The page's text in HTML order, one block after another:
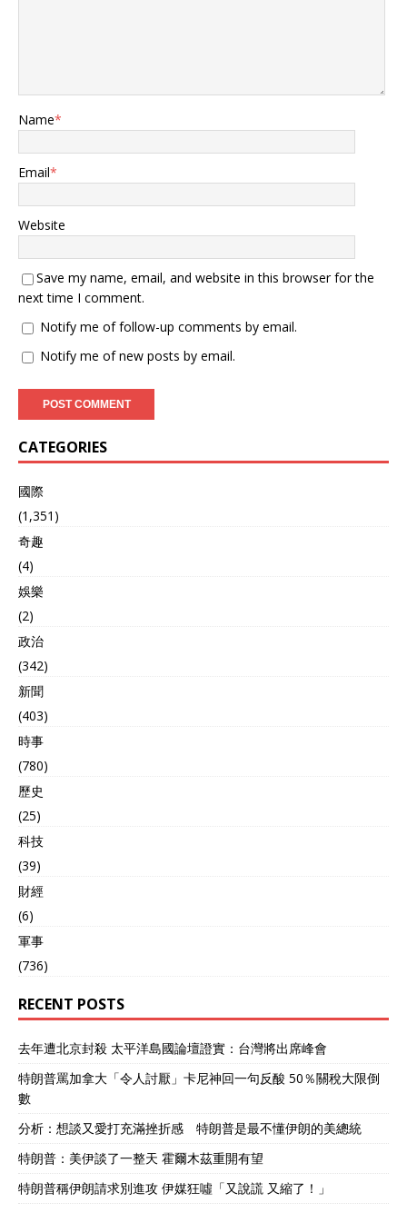
Name*
Email*
Website
Save my name, email, and website in this browser for the
next time I comment.
Notify me of follow-up comments by email.
Notify me of new posts by email.
CATEGORIES
國際
(1,351)
奇趣
(4)
娛樂
(2)
政治
(342)
新聞
(403)
時事
(780)
歷史
(25)
科技
(39)
財經
(6)
軍事
(736)
RECENT POSTS
去年遭北京封殺 太平洋島國論壇證實：台灣將出席峰會
特朗普罵加拿大「令人討厭」卡尼神回一句反酸 50％關稅大限倒
數
分析：想談又愛打充滿挫折感 特朗普是最不懂伊朗的美總統
特朗普：美伊談了一整天 霍爾木茲重開有望
特朗普稱伊朗請求別進攻 伊媒狂噓「又說謊 又縮了！」